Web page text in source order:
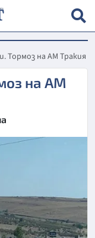
Тормоз на АМ Тракия
на АМ